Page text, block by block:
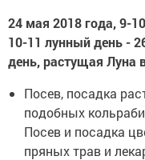
24 мая 2018 года, 9-
10-11 лунный день -
день, растущая Луна
Посев, посадка
подобных
Посев и посадка
пряных трав и